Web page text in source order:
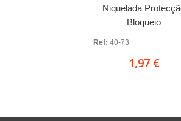
Niquelada
Bloqueio
Ref: 40-73
1,97 €